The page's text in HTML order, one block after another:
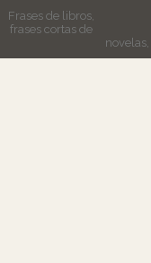
Frases de libros,
frases cortas de